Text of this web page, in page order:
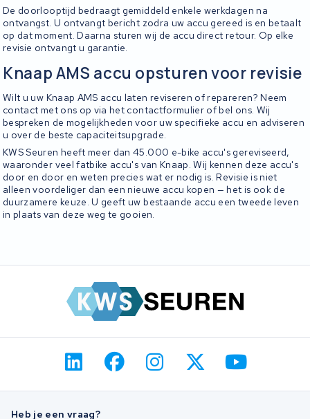
De doorlooptijd bedraagt gemiddeld enkele werkdagen na
ontvangst. U ontvangt bericht zodra uw accu gereed is en betaalt
op dat moment. Daarna sturen wij de accu direct retour. Op elke
revisie ontvangt u garantie.
Knaap AMS accu opsturen voor revisie
Wilt u uw Knaap AMS accu laten reviseren of repareren? Neem
contact met ons op via het contactformulier of bel ons. Wij
bespreken de mogelijkheden voor uw specifieke accu en adviseren
u over de beste capaciteitsupgrade.
KWS Seuren heeft meer dan 45.000 e-bike accu's gereviseerd,
waaronder veel fatbike accu's van Knaap. Wij kennen deze accu's
door en door en weten precies wat er nodig is. Revisie is niet
alleen voordeliger dan een nieuwe accu kopen — het is ook de
duurzamere keuze. U geeft uw bestaande accu een tweede leven
in plaats van deze weg te gooien.
Heb je een vraag?